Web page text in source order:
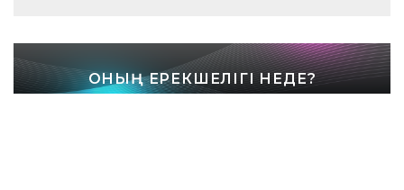
ОНЫҢ ЕРЕКШЕЛІГІ НЕДЕ?